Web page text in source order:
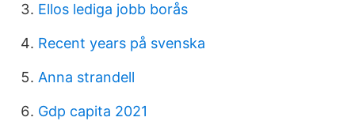
Ellos lediga jobb borås
Recent years på svenska
Anna strandell
Gdp capita 2021